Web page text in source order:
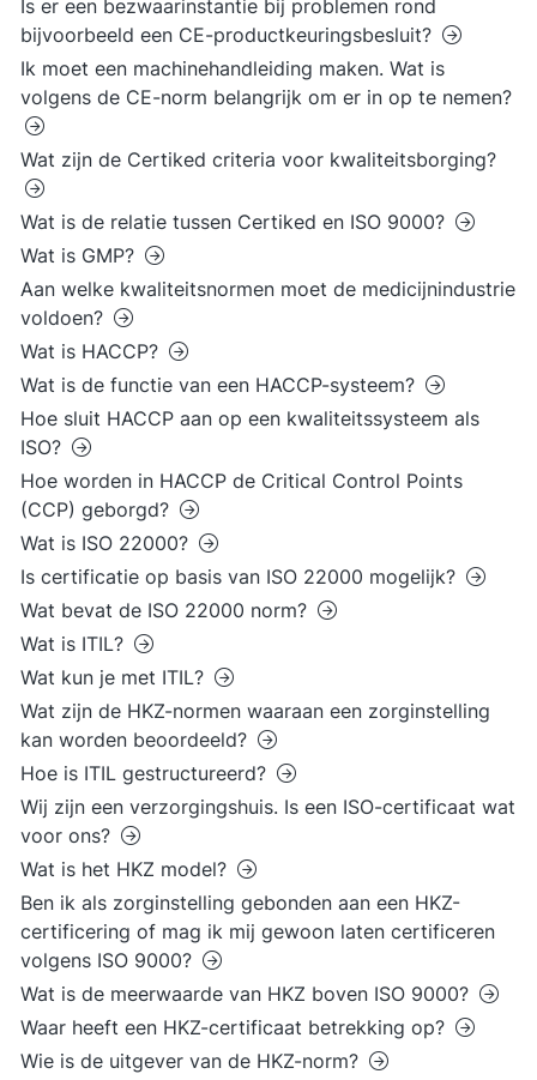
Is er een bezwaarinstantie bij problemen rond
bijvoorbeeld een CE-productkeuringsbesluit?
Ik moet een machinehandleiding maken. Wat is
volgens de CE-norm belangrijk om er in op te nemen?
Wat zijn de Certiked criteria voor kwaliteitsborging?
Wat is de relatie tussen Certiked en ISO 9000?
Wat is GMP?
Aan welke kwaliteitsnormen moet de medicijnindustrie
voldoen?
Wat is HACCP?
Wat is de functie van een HACCP-systeem?
Hoe sluit HACCP aan op een kwaliteitssysteem als
ISO?
Hoe worden in HACCP de Critical Control Points
(CCP) geborgd?
Wat is ISO 22000?
Is certificatie op basis van ISO 22000 mogelijk?
Wat bevat de ISO 22000 norm?
Wat is ITIL?
Wat kun je met ITIL?
Wat zijn de HKZ-normen waaraan een zorginstelling
kan worden beoordeeld?
Hoe is ITIL gestructureerd?
Wij zijn een verzorgingshuis. Is een ISO-certificaat wat
voor ons?
Wat is het HKZ model?
Ben ik als zorginstelling gebonden aan een HKZ-
certificering of mag ik mij gewoon laten certificeren
volgens ISO 9000?
Wat is de meerwaarde van HKZ boven ISO 9000?
Waar heeft een HKZ-certificaat betrekking op?
Wie is de uitgever van de HKZ-norm?